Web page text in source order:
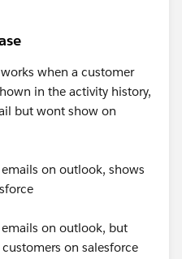
when a customer
in the activity history,
but wont show on
on outlook, shows
on outlook, but
on salesforce